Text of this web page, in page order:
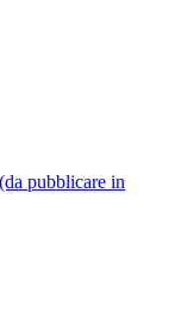
pubblicare in